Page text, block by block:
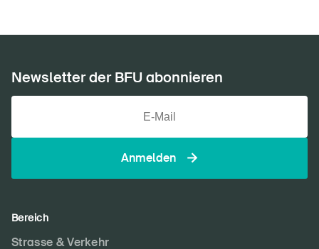
Newsletter der BFU abonnieren
Anmelden
Bereich
Strasse & Verkehr